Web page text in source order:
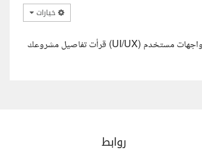
خيارات
السلام عليكم ورحمة الله وبركاته، أهلا بك يا فندم. معك مصطفى (Mostafa Hekal)، مصمم واجهات مستخدم (UI/UX) قرأت تفاصيل مشروعك
روابط